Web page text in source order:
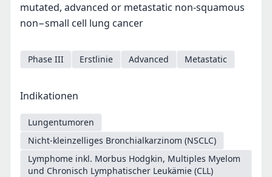
mutated, advanced or metastatic non-squamous
non−small cell lung cancer
Phase III Erstlinie Advanced Metastatic
Indikationen
Lungentumoren
Nicht-kleinzelliges Bronchialkarzinom (NSCLC)
Lymphome inkl. Morbus Hodgkin, Multiples Myelom
und Chronisch Lymphatischer Leukämie (CLL)